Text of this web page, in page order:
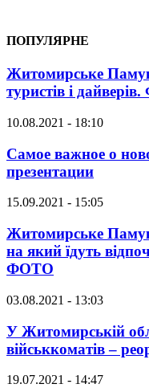
ПОПУЛЯРНЕ
Житомирське
туристів і
10.08.2021 - 18:10
Самое важное о
презентации
15.09.2021 - 15:05
Житомирське
на який їдуть
ФОТО
03.08.2021 - 13:03
У Житомирській
військкоматів –
19.07.2021 - 14:47